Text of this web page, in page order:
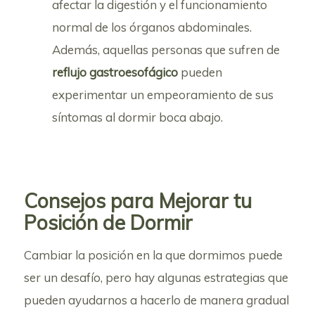
afectar la digestión y el funcionamiento
normal de los órganos abdominales.
Además, aquellas personas que sufren de
reflujo gastroesofágicopueden
experimentar un empeoramiento de sus
síntomas al dormir boca abajo.
Consejos para Mejorar tu
Posición de Dormir
Cambiar la posición en la que dormimos puede
ser un desafío, pero hay algunas estrategias que
pueden ayudarnos a hacerlo de manera gradual